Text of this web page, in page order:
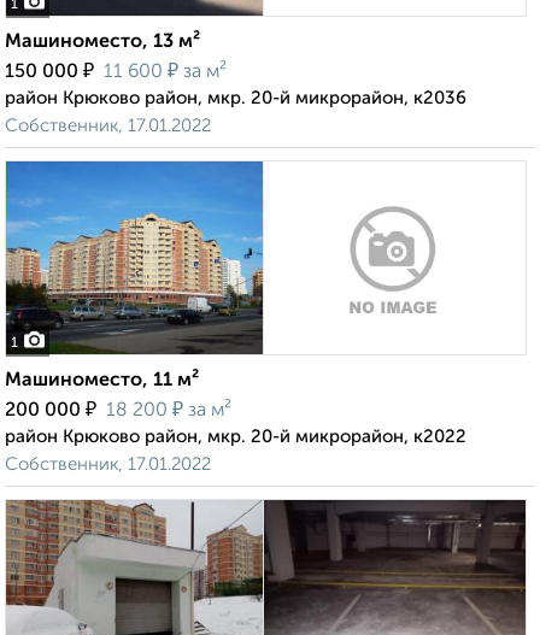
1
Машиноместо, 13 м²
150 000 ₽ 11 600 ₽ за м²
район Крюково район, мкр. 20-й микрорайон, к2036
Собственник, 17.01.2022
1
Машиноместо, 11 м²
200 000 ₽ 18 200 ₽ за м²
район Крюково район, мкр. 20-й микрорайон, к2022
Собственник, 17.01.2022